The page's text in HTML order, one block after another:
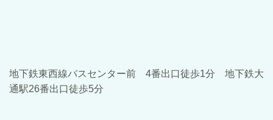
地下鉄東西線バスセンター前 4番出口徒歩1分 地下鉄大
通駅26番出口徒歩5分